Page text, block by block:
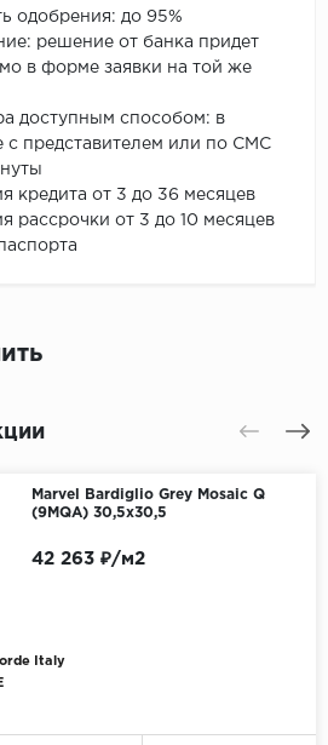
одобрения: до 95%
решение от банка придет
в форме заявки на той же
доступным способом: в
с представителем или по СМС
кредита от 3 до 36 месяцев
рассрочки от 3 до 10 месяцев
Marvel Bardiglio Grey Mosaic Q
(9MQA) 30,5x30,5
Italy
42 263 ₽/м2